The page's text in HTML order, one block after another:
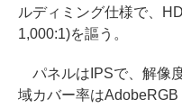
ルディミング仕様で、
1,000:1)を謳う。
パネルはIPSで、解像
域カバー率は